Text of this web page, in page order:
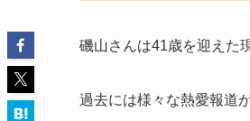
磯山さんは41歳を迎えた
過去には様々な熱愛報道